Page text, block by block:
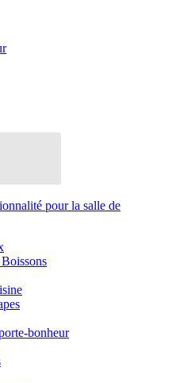
pour la salle de
bonheur